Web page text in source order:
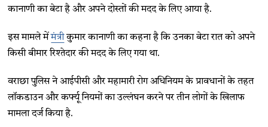
कानाणी का बेटा है और अपने दोस्तों की मदद के लिए आया है.
इस मामले मेंमंत्रीकुमार कानाणी का कहना है कि उनका बेटा रात को अपने
किसी बीमार रिश्तेदार की मदद के लिए गया था.
वराछा पुलिस ने आईपीसी और महामारी रोग अधिनियम के प्रावधानों के तहत
लॉकडाउन और कर्फ्यू नियमों का उल्लंघन करने पर तीन लोगों के खिलाफ
मामला दर्ज किया है.